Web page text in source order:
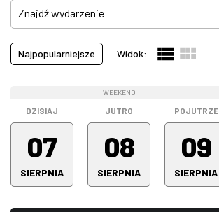
W WARSZAWIE
Pokazy filmowe
Spektakle
Stand-up
Wystawa
Wszystkie kategorie
Najpopularniejsze Widok:
DZISIAJ
07
SIERPNIA
WEEKEND
JUTRO
08
SIERPNIA
POJUTRZE
09
SIERPNIA